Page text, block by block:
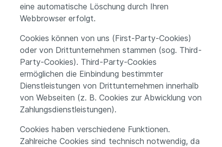
eine automatische Löschung durch Ihren
Webbrowser erfolgt.
Cookies können von uns (First-Party-Cookies)
oder von Drittunternehmen stammen (sog. Third-
Party-Cookies). Third-Party-Cookies
ermöglichen die Einbindung bestimmter
Dienstleistungen von Drittunternehmen innerhalb
von Webseiten (z. B. Cookies zur Abwicklung von
Zahlungsdienstleistungen).
Cookies haben verschiedene Funktionen.
Zahlreiche Cookies sind technisch notwendig, da